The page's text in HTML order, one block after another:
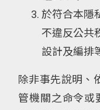
於符合本隱
不違反公共
設計及編排
除非事先說明、
管機關之命令或